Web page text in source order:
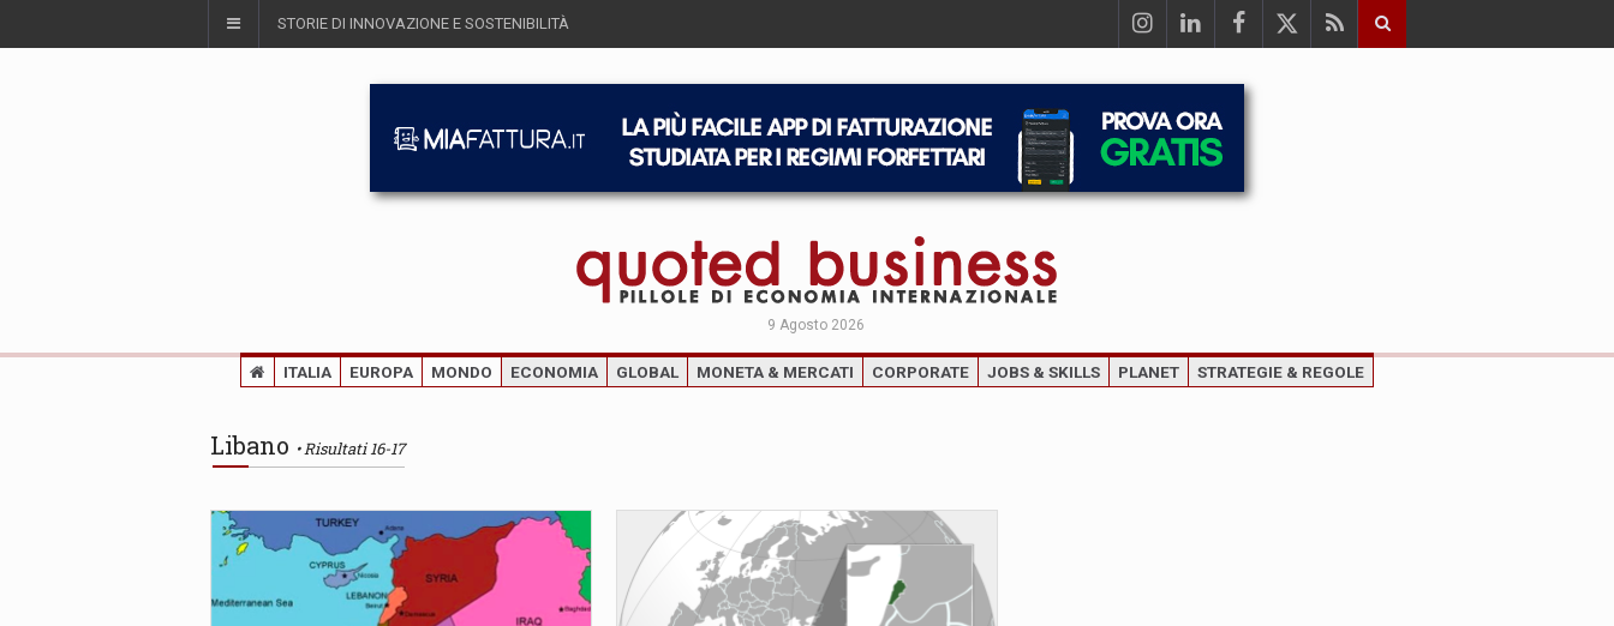
STORIE DI INNOVAZIONE E SOSTENIBILITÀ
9 Agosto 2026
ITALIA EUROPA MONDO ECONOMIA GLOBAL MONETA & MERCATI CORPORATE JOBS & SKILLS PLANET STRATEGIE & REGOLE
Libano Risultati 16-17